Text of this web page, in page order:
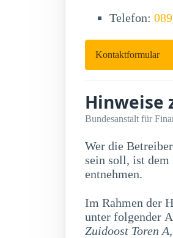
Telefon:
Kontaktformular
Hinweise
Bundesanstalt für
Wer die
sein soll, ist dem Internetauftritt der Firma InvexPlus nicht zu
entnehmen.
Im Rahmen der
unter folgender
Zuidoost Toren